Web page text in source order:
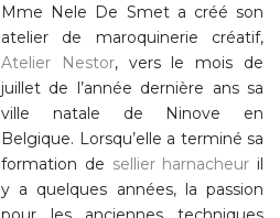
Mme Nele De Smet a créé son
atelier de maroquinerie créatif,
Atelier Nestor, vers le mois de
juillet de l’année dernière ans sa
ville natale de Ninove en
Belgique. Lorsqu’elle a terminé sa
formation de sellier harnacheur il
y a quelques années, la passion